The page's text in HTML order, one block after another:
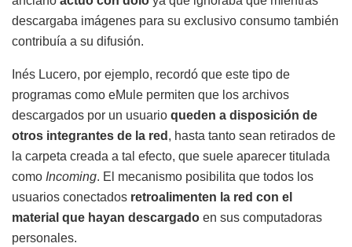
descargaba imágenes para su exclusivo consumo también
contribuía a su difusión.
Inés Lucero, por ejemplo, recordó que este tipo de
programas como eMule permiten que los archivos
descargados por un usuario queden a disposición de
otros integrantes de la red , hasta tanto sean retirados de
la carpeta creada a tal efecto, que suele aparecer titulada
como Incoming. El mecanismo posibilita que todos los
usuarios conectados retroalimenten la red con el
material que hayan descargado en sus computadoras
personales.